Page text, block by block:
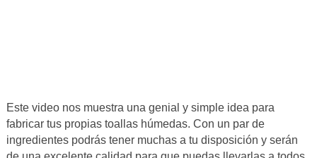
Este video nos muestra una genial y simple idea para
fabricar tus propias toallas húmedas. Con un par de
ingredientes podrás tener muchas a tu disposición y serán